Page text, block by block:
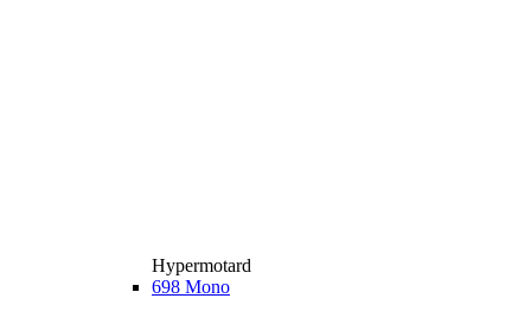
Hypermotard
698 Mono